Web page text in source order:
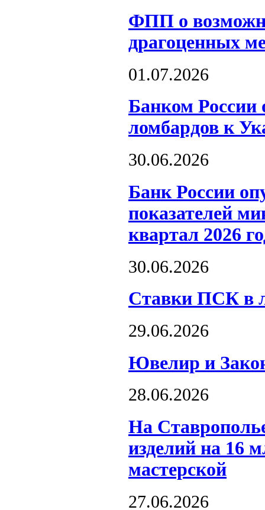
ФПП о
драгоценных
01.07.2026
Банком России
ломбардов к
30.06.2026
Банк России
показателей
квартал 2026
30.06.2026
Ставки ПСК в
29.06.2026
Ювелир и
28.06.2026
На
изделий на 16
мастерской
27.06.2026